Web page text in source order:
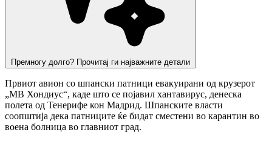
Премногу долго? Прочитај ги најважните детали
Првиот авион со шпански патници евакуирани од крузерот
„МВ Хондиус“, каде што се појавил хантавирус, денеска
полета од Тенерифе кон Мадрид. Шпанските власти
соопштија дека патниците ќе бидат сместени во карантин во
воена болница во главниот град.